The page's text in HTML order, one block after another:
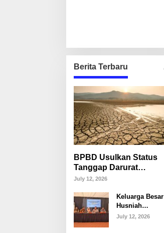
Berita Terbaru
BPBD Usulkan Status
Tanggap Darurat
Kekeringan di Makassar,
Mulai Krisis Air Bersih
July 12, 2026
Keluarga Besar
Husniah
Talenrang
July 12, 2026